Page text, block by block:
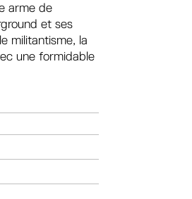
arme de
et ses
militantisme, la
une formidable